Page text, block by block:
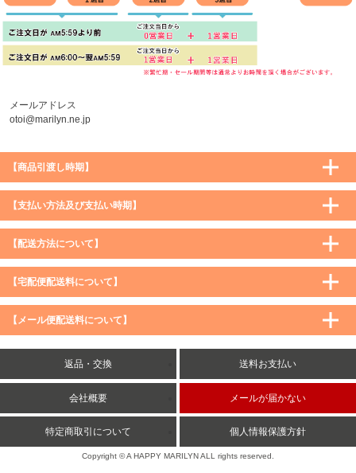
メールアドレス
otoi@marilyn.ne.jp
【商品引渡し時期】
【支払い方法及び支払い時期】
【配送方法について】
【宅配便配送料について】
購入価格 ／ 地域 通常 沖縄・離島など一部地域
5,900円（税込）未満
590円（税込）
【メール便配送料について】
5,900円（税込）以上 送料無料
返品・交換 送料お支払い
会社概要 メールが届かない
特定商取引について 個人情報保護方針
Copyright © A HAPPY MARILYN ALL rights reserved.